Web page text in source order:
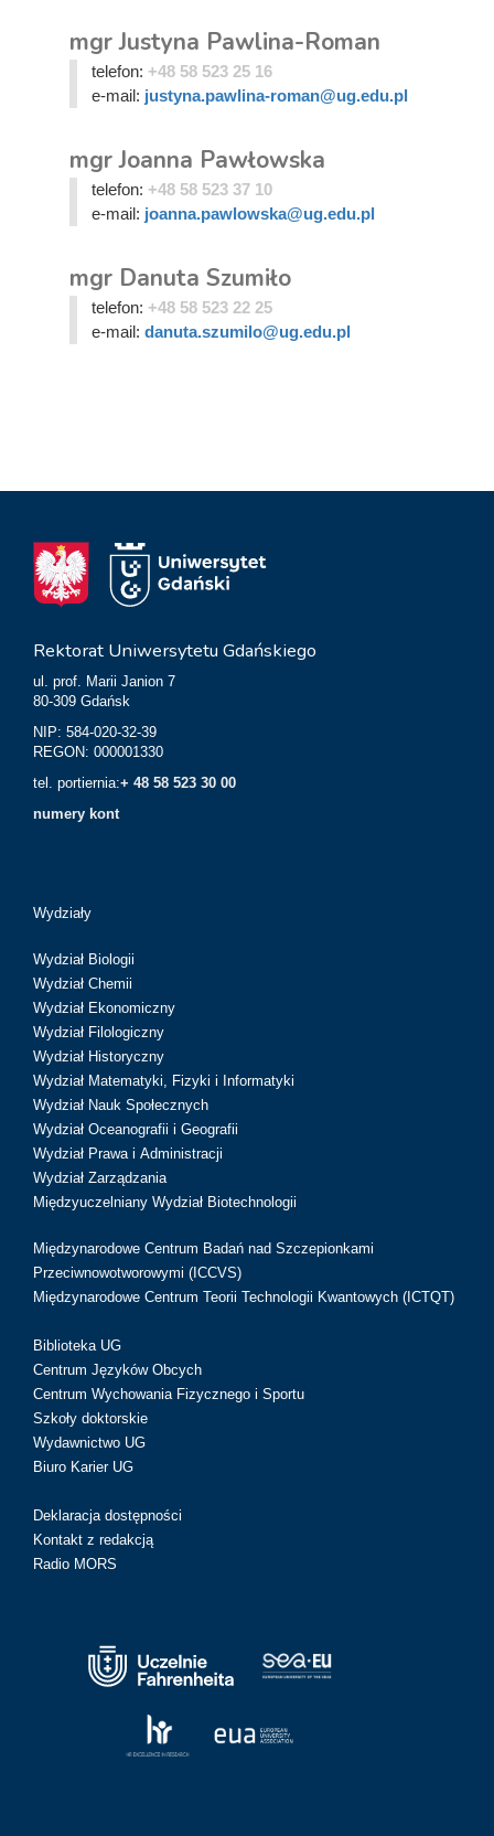
mgr Justyna Pawlina-Roman
telefon: +48 58 523 25 16
e-mail: justyna.pawlina-roman@ug.edu.pl
mgr Joanna Pawłowska
telefon: +48 58 523 37 10
e-mail: joanna.pawlowska@ug.edu.pl
mgr Danuta Szumiło
telefon: +48 58 523 22 25
e-mail: danuta.szumilo@ug.edu.pl
Rektorat Uniwersytetu Gdańskiego
ul. prof. Marii Janion 7
80-309 Gdańsk
NIP: 584-020-32-39
REGON: 000001330
tel. portiernia:+ 48 58 523 30 00
numery kont
Wydziały
Wydział Biologii
Wydział Chemii
Wydział Ekonomiczny
Wydział Filologiczny
Wydział Historyczny
Wydział Matematyki, Fizyki i Informatyki
Wydział Nauk Społecznych
Wydział Oceanografii i Geografii
Wydział Prawa i Administracji
Wydział Zarządzania
Międzyuczelniany Wydział Biotechnologii
Międzynarodowe Centrum Badań nad Szczepionkami
Przeciwnowotworowymi (ICCVS)
Międzynarodowe Centrum Teorii Technologii Kwantowych (ICTQT)
Biblioteka UG
Centrum Języków Obcych
Centrum Wychowania Fizycznego i Sportu
Szkoły doktorskie
Wydawnictwo UG
Biuro Karier UG
Deklaracja dostępności
Kontakt z redakcją
Radio MORS